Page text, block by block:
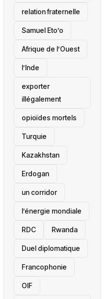
relation fraternelle
Samuel Eto’o
Afrique de l’Ouest
l’Inde
exporter
illégalement
opioïdes mortels
‎Turquie
Kazakhstan
Erdogan
un corridor
l’énergie mondiale
RDC Rwanda
Duel diplomatique
Francophonie
OIF